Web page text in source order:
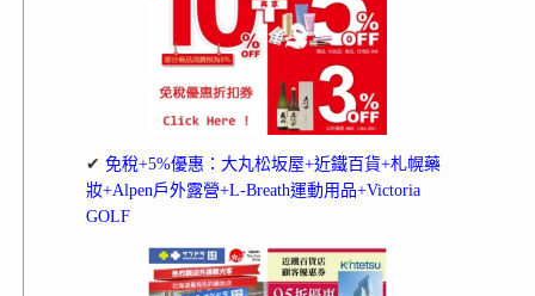
✔ 免稅+5%優惠：大丸松坂屋+近鐵百貨+札幌藥
妝+Alpen戶外露營+L-Breath運動用品+Victoria
GOLF